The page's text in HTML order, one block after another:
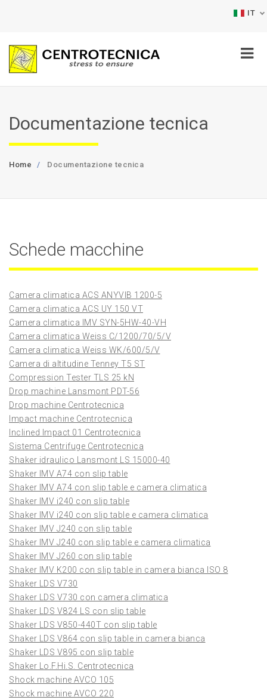
IT
Documentazione tecnica
Home Documentazione tecnica
Schede macchine
Camera climatica ACS ANYVIB 1200-5
Camera climatica ACS UY 150 VT
Camera climatica IMV SYN-5HW-40-VH
Camera climatica Weiss C/1200/70/5/V
Camera climatica Weiss WK/600/5/V
Camera di altitudine Tenney T5 ST
Compression Tester TLS 25 kN
Drop machine Lansmont PDT-56
Drop machine Centrotecnica
Impact machine Centrotecnica
Inclined Impact 01 Centrotecnica
Sistema Centrifuge Centrotecnica
Shaker idraulico Lansmont LS 15000-40
Shaker IMV A74 con slip table
Shaker IMV A74 con slip table e camera climatica
Shaker IMV i240 con slip table
Shaker IMV i240 con slip table e camera climatica
Shaker IMV J240 con slip table
Shaker IMV J240 con slip table e camera climatica
Shaker IMV J260 con slip table
Shaker IMV K200 con slip table in camera bianca ISO 8
Shaker LDS V730
Shaker LDS V730 con camera climatica
Shaker LDS V824 LS con slip table
Shaker LDS V850-440T con slip table
Shaker LDS V864 con slip table in camera bianca
Shaker LDS V895 con slip table
Shaker Lo.F.Hi.S. Centrotecnica
Shock machine AVCO 105
Shock machine AVCO 220